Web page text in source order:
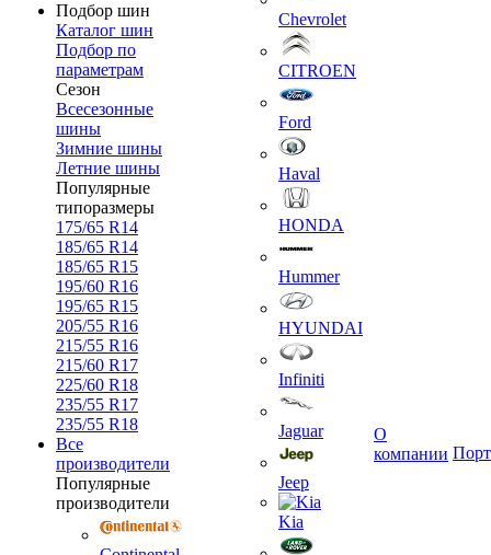
Подбор шин
Каталог шин
Подбор по
параметрам
Сезон
Всесезонные
шины
Зимние шины
Летние шины
Популярные
типоразмеры
175/65 R14
185/65 R14
185/65 R15
195/60 R16
195/65 R15
205/55 R16
215/55 R16
215/60 R17
225/60 R18
235/55 R17
235/55 R18
Все
производители
Популярные
производители
Chevrolet
CITROEN
Ford
Haval
HONDA
Hummer
HYUNDAI
Infiniti
Jaguar
Jeep
Kia
О
компании